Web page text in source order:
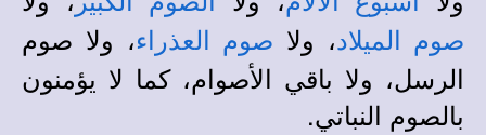
صوم الميلاد، ولا صوم العذراء، ولا صوم
الرسل، ولا باقي الأصوام، كما لا يؤمنون
بالصوم النباتي.